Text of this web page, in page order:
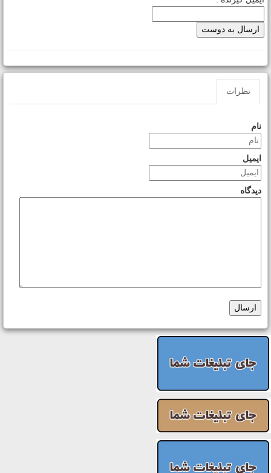
نظرات
نام
ایمیل
دیدگاه
ارسال